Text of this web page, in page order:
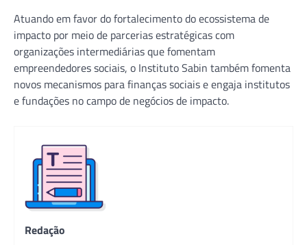
Atuando em favor do fortalecimento do ecossistema de
impacto por meio de parcerias estratégicas com
organizações intermediárias que fomentam
empreendedores sociais, o Instituto Sabin também fomenta
novos mecanismos para finanças sociais e engaja institutos
e fundações no campo de negócios de impacto.
Redação